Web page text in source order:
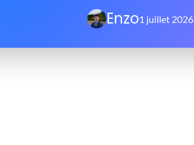
Enzo1 juillet 2026